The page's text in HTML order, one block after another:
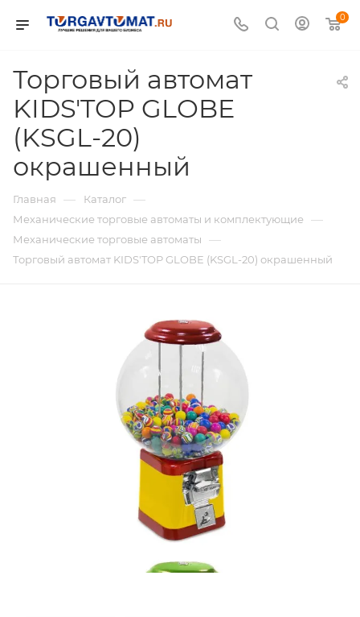
0
Торговый автомат
KIDS'TOP GLOBE
(KSGL-20)
окрашенный
Главная — Каталог —
Механические торговые автоматы и комплектующие —
Механические торговые автоматы —
Торговый автомат KIDS'TOP GLOBE (KSGL-20) окрашенный